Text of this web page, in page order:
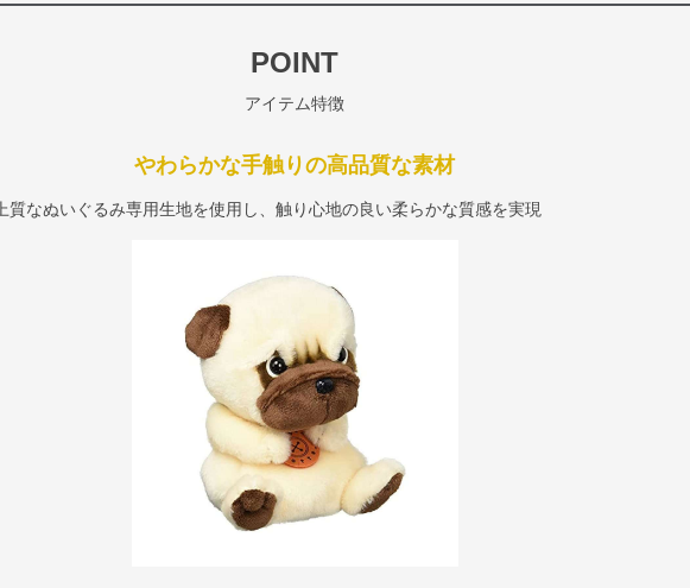
POINT
アイテム特徴
やわらかな手触りの高品質な素材
上質なぬいぐるみ専用生地を使用し、触り心地の良い柔らかな質感を実現